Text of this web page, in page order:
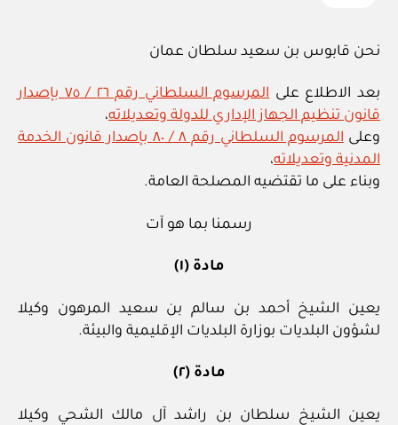
نحن قابوس بن سعيد سلطان عمان
بعد الاطلاع على
المرسوم السلطاني رقم ٢٦ / ٧٥ بإصدار
قانون تنظيم الجهاز الإداري للدولة وتعديلاته،
وعلى
المرسوم السلطاني رقم ٨ / ٨٠ بإصدار قانون الخدمة
المدنية وتعديلاته،
وبناء على ما تقتضيه المصلحة العامة.
رسمنا بما هو آت
مادة (١)
يعين الشيخ أحمد بن سالم بن سعيد المرهون وكيلا
لشؤون البلديات بوزارة البلديات الإقليمية والبيئة.
مادة (٢)
يعين الشيخ سلطان بن راشد آل مالك الشحي وكيلا